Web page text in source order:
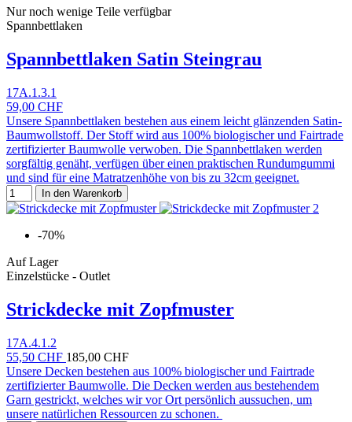
Nur noch wenige Teile verfügbar
Spannbettlaken
Spannbettlaken Satin Steingrau
17A.1.3.1
59,00 CHF
Unsere Spannbettlaken bestehen aus einem leicht glänzenden Satin-
Baumwollstoff. Der Stoff wird aus 100% biologischer und Fairtrade
zertifizierter Baumwolle verwoben. Die Spannbettlaken werden
sorgfältig genäht, verfügen über einen praktischen Rundumgummi
und sind für eine Matratzenhöhe von bis zu 32cm geeignet.
In den Warenkorb
-70%
Auf Lager
Einzelstücke - Outlet
Strickdecke mit Zopfmuster
17A.4.1.2
55,50 CHF 185,00 CHF
Unsere Decken bestehen aus 100% biologischer und Fairtrade
zertifizierter Baumwolle. Die Decken werden aus bestehendem
Garn gestrickt, welches wir vor Ort persönlich aussuchen, um
unsere natürlichen Ressourcen zu schonen.